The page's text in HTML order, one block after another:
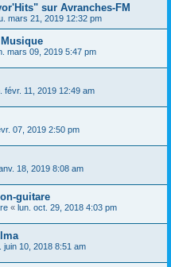
sur Avranches-FM
mars 21, 2019 12:32 pm
mars 09, 2019 5:47 pm
févr. 11, 2019 12:49 am
07, 2019 2:50 pm
18, 2019 8:08 am
guitare
« lun. oct. 29, 2018 4:03 pm
juin 10, 2018 8:51 am